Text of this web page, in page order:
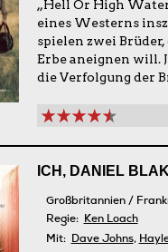
„Hell Or High
eines Westerns
spielen zwei
Erbe aneignen will.
die Verfolgung der
ICH, DANIEL
Großbritannien /
Regie:Ken Loach
Mit: Dave Johns,